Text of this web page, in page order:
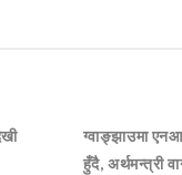
ग्वाङ्झाउमा
हुँदै, अर्थमन्त्री